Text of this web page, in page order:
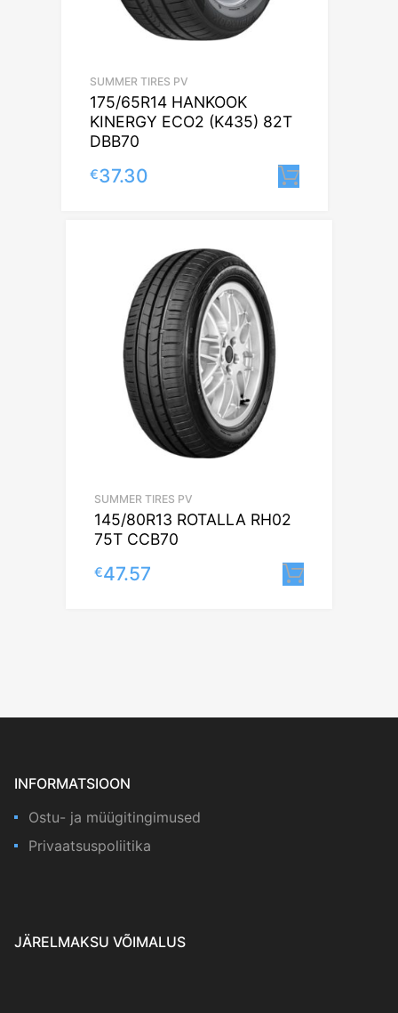
SUMMER TIRES PV
175/65R14 HANKOOK
KINERGY ECO2 (K435) 82T
DBB70
€37.30
SUMMER TIRES PV
145/80R13 ROTALLA RH02
75T CCB70
€47.57
INFORMATSIOON
Ostu- ja müügitingimused
Privaatsuspoliitika
JÄRELMAKSU VÕIMALUS